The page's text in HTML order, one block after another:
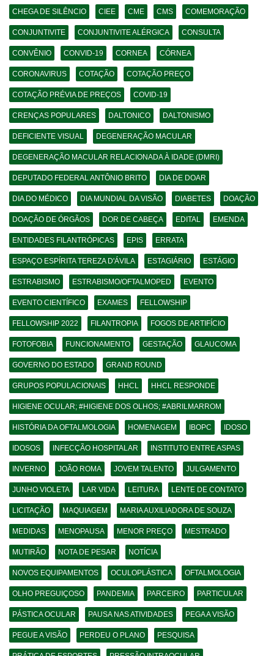
CHEGA DE SILÊNCIO CIEE CME CMS COMEMORAÇÃO
CONJUNTIVITE CONJUNTIVITE ALÉRGICA CONSULTA
CONVÊNIO CONVID-19 CORNEA CÓRNEA
CORONAVIRUS COTAÇÃO COTAÇÃO PREÇO
COTAÇÃO PRÉVIA DE PREÇOS COVID-19
CRENÇAS POPULARES DALTONICO DALTONISMO
DEFICIENTE VISUAL DEGENERAÇÃO MACULAR
DEGENERAÇÃO MACULAR RELACIONADA À IDADE (DMRI)
DEPUTADO FEDERAL ANTÔNIO BRITO DIA DE DOAR
DIA DO MÉDICO DIA MUNDIAL DA VISÃO DIABETES DOAÇÃO
DOAÇÃO DE ÓRGÃOS DOR DE CABEÇA EDITAL EMENDA
ENTIDADES FILANTRÓPICAS EPIS ERRATA
ESPAÇO ESPÍRITA TEREZA D'ÁVILA ESTAGIÁRIO ESTÁGIO
ESTRABISMO ESTRABISMO/OFTALMOPED EVENTO
EVENTO CIENTÍFICO EXAMES FELLOWSHIP
FELLOWSHIP 2022 FILANTROPIA FOGOS DE ARTIFÍCIO
FOTOFOBIA FUNCIONAMENTO GESTAÇÃO GLAUCOMA
GOVERNO DO ESTADO GRAND ROUND
GRUPOS POPULACIONAIS HHCL HHCL RESPONDE
HIGIENE OCULAR; #HIGIENE DOS OLHOS; #ABRILMARROM
HISTÓRIA DA OFTALMOLOGIA HOMENAGEM IBOPC IDOSO
IDOSOS INFECÇÃO HOSPITALAR INSTITUTO ENTRE ASPAS
INVERNO JOÃO ROMA JOVEM TALENTO JULGAMENTO
JUNHO VIOLETA LAR VIDA LEITURA LENTE DE CONTATO
LICITAÇÃO MAQUIAGEM MARIA AUXILIADORA DE SOUZA
MEDIDAS MENOPAUSA MENOR PREÇO MESTRADO
MUTIRÃO NOTA DE PESAR NOTÍCIA
NOVOS EQUIPAMENTOS OCULOPLÁSTICA OFTALMOLOGIA
OLHO PREGUIÇOSO PANDEMIA PARCEIRO PARTICULAR
PÁSTICA OCULAR PAUSA NAS ATIVIDADES PEGA A VISÃO
PEGUE A VISÃO PERDEU O PLANO PESQUISA